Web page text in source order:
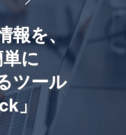
報を、
に
ツール
」